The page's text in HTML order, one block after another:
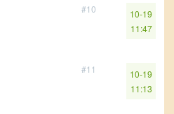
#10
10-19
11:47
#11
10-19
11:13